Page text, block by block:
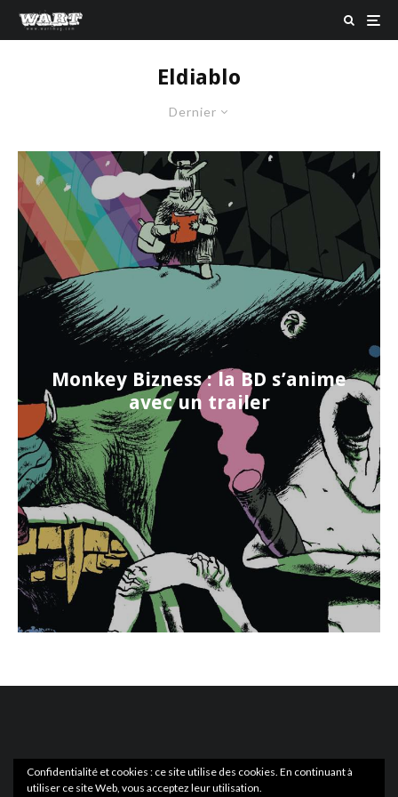
Eldiablo
Dernier
Monkey Bizness : la BD s’anime
avec un trailer
Confidentialité et cookies : ce site utilise des cookies. En continuant à
utiliser ce site Web, vous acceptez leur utilisation.